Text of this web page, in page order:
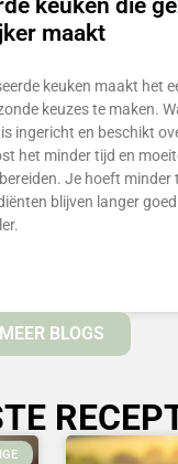
keuken die
maakt
keuken maakt het
keuzes te maken.
ingericht en beschikt
het minder tijd en
Je hoeft minder
blijven langer goed
MEER BLOGS